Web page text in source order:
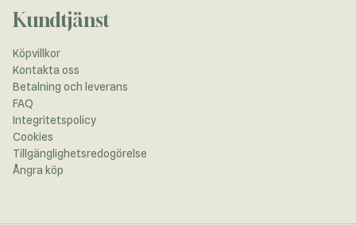
Kundtjänst
Köpvillkor
Kontakta oss
Betalning och leverans
FAQ
Integritetspolicy
Cookies
Tillgänglighetsredogörelse
Ångra köp